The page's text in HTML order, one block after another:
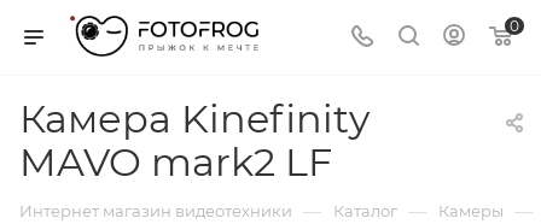
0
Камера Kinefinity
MAVO mark2 LF
Интернет магазин видеотехники — Каталог — Камеры —